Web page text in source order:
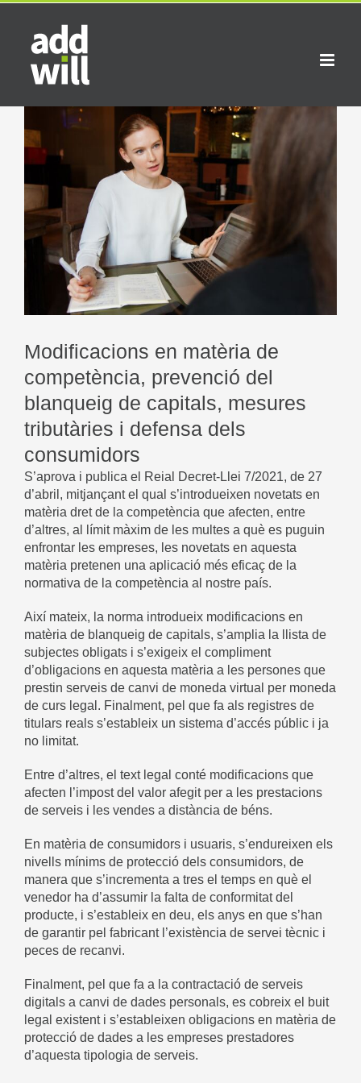
Skip
content
Larger
Image
Modificacions en matèria de
competència, prevenció del
blanqueig de capitals, mesures
tributàries i defensa dels
consumidors
S’aprova i publica el Reial Decret-Llei 7/2021, de 27
d’abril, mitjançant el qual s’introdueixen novetats en
matèria dret de la competència que afecten, entre
d’altres, al límit màxim de les multes a què es puguin
enfrontar les empreses, les novetats en aquesta
matèria pretenen una aplicació més eficaç de la
normativa de la competència al nostre país.
Així mateix, la norma introdueix modificacions en
matèria de blanqueig de capitals, s’amplia la llista de
subjectes obligats i s’exigeix ​​el compliment
d’obligacions en aquesta matèria a les persones que
prestin serveis de canvi de moneda virtual per moneda
de curs legal. Finalment, pel que fa als registres de
titulars reals s’estableix un sistema d’accés públic i ja
no limitat.
Entre d’altres, el text legal conté modificacions que
afecten l’impost del valor afegit per a les prestacions
de serveis i les vendes a distància de béns.
En matèria de consumidors i usuaris, s’endureixen els
nivells mínims de protecció dels consumidors, de
manera que s’incrementa a tres el temps en què el
venedor ha d’assumir la falta de conformitat del
producte, i s’estableix en deu, els anys en que s’han
de garantir pel fabricant l’existència de servei tècnic i
peces de recanvi.
Finalment, pel que fa a la contractació de serveis
digitals a canvi de dades personals, es cobreix el buit
legal existent i s’estableixen obligacions en matèria de
protecció de dades a les empreses prestadores
d’aquesta tipologia de serveis.